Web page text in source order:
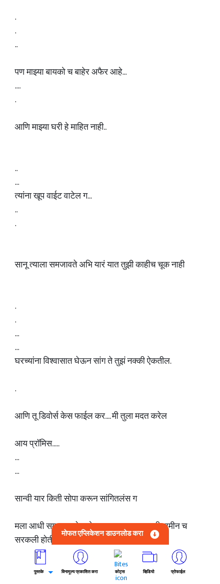
.
.
..
पण माझ्या बायको च बाहेर अफैर आहे...
....
.
आणि माझ्या घरी हे माहित नाही..
..
...
त्यांना खूप वाईट वाटेल ग...
..
.
सानू त्याला समजावते अभि यारं यात तुझी काहीच चूक नाही
.
.
...
...
घरच्यांना विश्वासात घेऊन सांग ते तुझं नक्की ऐकतील.
.
आणि तू डिवोर्स केस फाईल कर.... मी तुला मदत करेल
आय प्रॉमिस.....
...
...
सान्वी यार किती सोपा करून सांगितलंस ग
मला आधी समजला होता तेव्हा माझ्या पाया खालची जमीन च
सरकली होती..
पण तू अगदी एका मिनिटात गुंता सोडवला...
मोफत एप्लिकेशन डाउनलोड करा
पुस्तके विनामूल्य प्रकाशित करा कोट्स व्हिडियो प्रोफाईल